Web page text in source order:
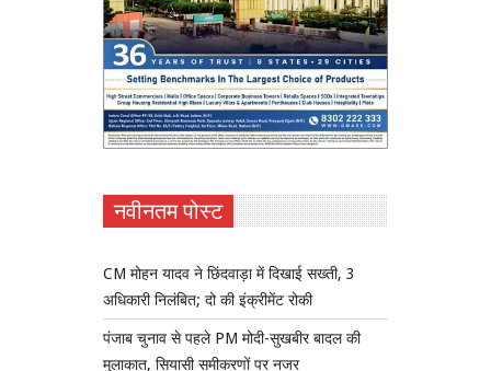
नवीनतम पोस्ट
CM मोहन यादव ने छिंदवाड़ा में दिखाई सख्ती, 3
अधिकारी निलंबित; दो की इंक्रीमेंट रोकी
पंजाब चुनाव से पहले PM मोदी-सुखबीर बादल की
मुलाकात, सियासी समीकरणों पर नजर